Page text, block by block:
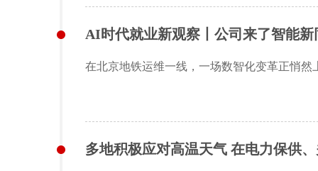
AI时代就业新观察丨公司来了智能新
在北京地铁运维一线，一场数智化变革正悄
多地积极应对高温天气 在电力保供